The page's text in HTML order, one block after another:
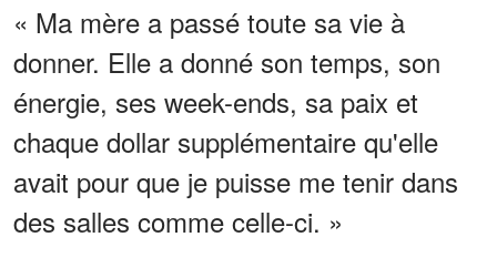
« Ma mère a passé toute sa vie à
donner. Elle a donné son temps, son
énergie, ses week-ends, sa paix et
chaque dollar supplémentaire qu'elle
avait pour que je puisse me tenir dans
des salles comme celle-ci. »